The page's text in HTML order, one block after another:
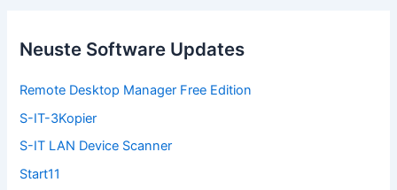
n
h
:
Neuste Software Updates
Remote Desktop Manager Free Edition
S-IT-3Kopier
S-IT LAN Device Scanner
Start11